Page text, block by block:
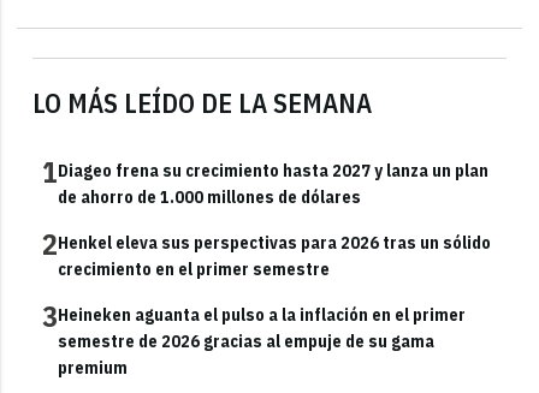
LO MÁS LEÍDO DE LA SEMANA
1Diageo frena su crecimiento hasta 2027 y lanza un plan
de ahorro de 1.000 millones de dólares
2Henkel eleva sus perspectivas para 2026 tras un sólido
crecimiento en el primer semestre
3Heineken aguanta el pulso a la inflación en el primer
semestre de 2026 gracias al empuje de su gama
premium